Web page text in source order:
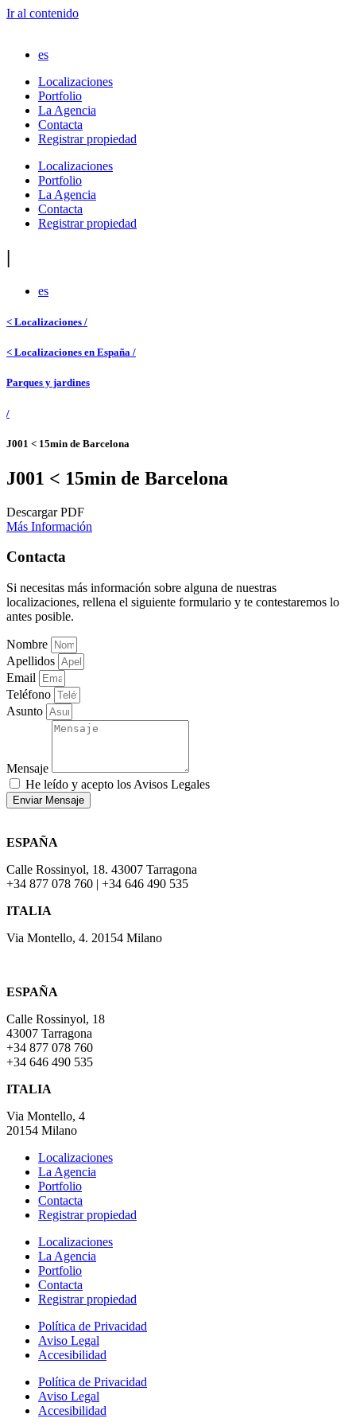
Ir al contenido
es
Localizaciones
Portfolio
La Agencia
Contacta
Registrar propiedad
Localizaciones
Portfolio
La Agencia
Contacta
Registrar propiedad
|
es
< Localizaciones /
< Localizaciones en España /
Parques y jardines
/
J001 < 15min de Barcelona
J001 < 15min de Barcelona
Descargar PDF
Más Información
Contacta
Si necesitas más información sobre alguna de nuestras
localizaciones, rellena el siguiente formulario y te contestaremos lo
antes posible.
Nombre
Apellidos
Email
Teléfono
Asunto
Mensaje
He leído y acepto los Avisos Legales
Enviar Mensaje
ESPAÑA
Calle Rossinyol, 18. 43007 Tarragona
+34 877 078 760 | +34 646 490 535
ITALIA
Via Montello, 4. 20154 Milano
ESPAÑA
Calle Rossinyol, 18
43007 Tarragona
+34 877 078 760
+34 646 490 535
ITALIA
Via Montello, 4
20154 Milano
Localizaciones
La Agencia
Portfolio
Contacta
Registrar propiedad
Localizaciones
La Agencia
Portfolio
Contacta
Registrar propiedad
Política de Privacidad
Aviso Legal
Accesibilidad
Política de Privacidad
Aviso Legal
Accesibilidad